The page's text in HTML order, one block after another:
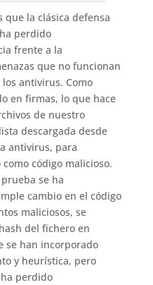
que la clásica defensa
perdido
frente a la
que no funcionan
antivirus. Como
en firmas, lo que hace
de nuestro
descargada desde
antivirus, para
código malicioso.
se ha
cambio en el código
maliciosos, se
del fichero en
se han incorporado
y heurística, pero
perdido